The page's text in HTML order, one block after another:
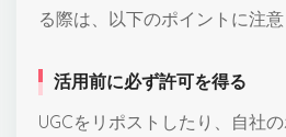
る際は、以下のポイントに注意
活用前に必ず許可を得る
UGCをリポストしたり、自社